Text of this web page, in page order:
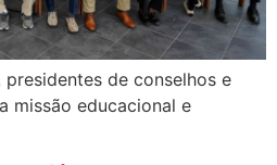
presidentes de conselhos e
missão educacional e